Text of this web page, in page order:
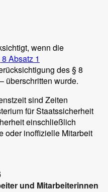
wenn die
Absatz 1
des § 8
überschritten wurde.
sind Zeiten
für Staatssicherheit
einschließlich
oder inoffizielle Mitarbeit
und Mitarbeiterinnen